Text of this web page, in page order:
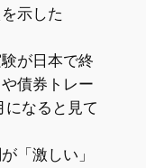
示した
が日本で終
債券トレー
なると見て
「激しい」